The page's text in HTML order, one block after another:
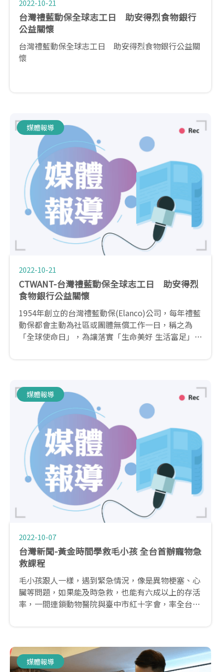
2022-10-21
台灣禮藍動保全球志工日 助安得烈食物銀行
公益關懷
台灣禮藍動保全球志工日 助安得烈食物銀行公益關
懷
媒體報導
2022-10-21
CTWANT-台灣禮藍動保全球志工日 助安得烈
食物銀行公益關懷
1954年創立的台灣禮藍動保(Elanco)公司，每年禮藍
動保都會主動為社區或團體無償工作一日，稱之為
「全球使命日」，為讓落實「生命美好 生活富足」的
媒體報導
2022-10-07
台灣新聞-黃金時間學救毛小孩 全台首辦寵物急
救課程
毛小孩跟人一樣，遇到緊急情況，像是異物梗塞、心
臟等問題，如果能及時急救，也能有六成以上的存活
率，一間連鎖動物醫院與臺中市紅十字會，率全台之
媒體報導